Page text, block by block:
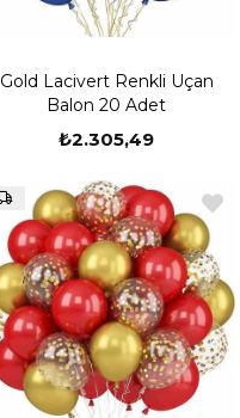
Gold Lacivert Renkli Uçan
Balon 20 Adet
₺2.305,49